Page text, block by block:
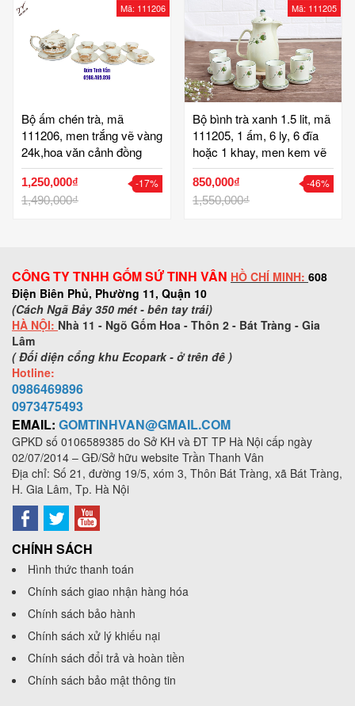
Mã: 111206
Bộ ấm chén trà, mã
111206, men trắng vẽ vàng
24k,hoa văn cảnh đồng
quê,gốm bát tràng tinh vân
1,250,000₫
1,490,000₫
-17%
Mã: 111205
Bộ bình trà xanh 1.5 lit, mã
111205, 1 ấm, 6 ly, 6 đĩa
hoặc 1 khay, men kem vẽ
hoa văn, gốm bát tràng,
tinh vân
850,000₫
1,550,000₫
-46%
CÔNG TY TNHH GỐM SỨ TINH VÂN HỒ CHÍ MINH: 608
Điện Biên Phủ, Phường 11, Quận 10
(Cách Ngã Bảy 350 mét - bên tay trái)
HÀ NỘI: Nhà 11 - Ngõ Gốm Hoa - Thôn 2 - Bát Tràng - Gia
Lâm
( Đối diện cổng khu Ecopark - ở trên đê )
Hotline:
0986469896
0973475493
EMAIL: GOMTINHVAN@GMAIL.COM
GPKD số 0106589385 do Sở KH và ĐT TP Hà Nội cấp ngày
02/07/2014 – GĐ/Sở hữu website Trần Thanh Vân
Địa chỉ: Số 21, đường 19/5, xóm 3, Thôn Bát Tràng, xã Bát Tràng,
H. Gia Lâm, Tp. Hà Nội
CHÍNH SÁCH
Hình thức thanh toán
Chính sách giao nhận hàng hóa
Chính sách bảo hành
Chính sách xử lý khiếu nại
Chính sách đổi trả và hoàn tiền
Chính sách bảo mật thông tin